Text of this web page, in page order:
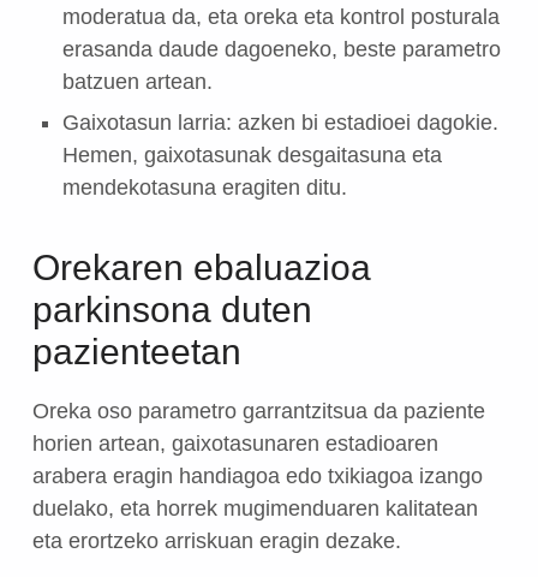
moderatua da, eta oreka eta kontrol posturala
erasanda daude dagoeneko, beste parametro
batzuen artean.
Gaixotasun larria: azken bi estadioei dagokie.
Hemen, gaixotasunak desgaitasuna eta
mendekotasuna eragiten ditu.
Orekaren ebaluazioa
parkinsona duten
pazienteetan
Oreka oso parametro garrantzitsua da paziente
horien artean, gaixotasunaren estadioaren
arabera eragin handiagoa edo txikiagoa izango
duelako, eta horrek mugimenduaren kalitatean
eta erortzeko arriskuan eragin dezake.